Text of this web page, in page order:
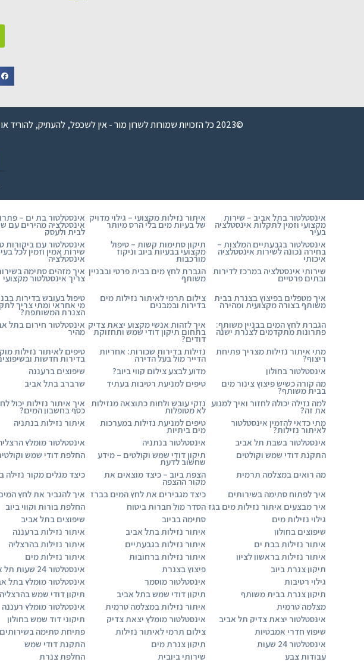
©2023 כל הזכויות שמורות לשרון מור - אין לשכפל, להעתיק, להוריד או לעשות שימוש כלשהו בחומר הגראפי \ טקסטואלי באתר זה ללא אישור מפורש מבעלי האתר.
אינסטלטור בתל אביב – שירות
מקצועי וזמין לתקלות אינסטלציה
בעיר
איתור נזילות מקצועי – גילוי מדויק
של בעיות מים בלי הרס מיותר
אינסטלטור בת ים –
אינסטלציה מהירים עם
לבית ולעסק
אינסטלטור בגבעתיים המלצות –
בחירה נכונה לשירות אינסטלציה
איכותי
תיקון סתימות קשות – טיפול
מקצועי בבעיות ביוב וניקוז
מורכבות
אינסטלטור עם ביקורות
שירות אמין וזמין לכל
אינסטלציה
שירותי אינסטלציה במרכז לדירות
ובתים פרטיים
הגברת לחץ מים בבית פרטי ובבניין
משותף
איך מזהים סתימה
צריך אינסטלטור מקצועי
איך מטפלים בפיצוץ בצנרת בבית
משותף בצורה מקצועית ומהירה
צילום תרמי לאיתור נזילות מים
בדירות ובמבנים
טיפול בעובש בדירות
מי אחראי ומתי צריך
הצנרת המשותפת?
הגברת לחץ המים בבניין משותף:
פתרונות מתקדמים לצנרת ישנה
איך לזהות אנשי מקצוע יצאת צדיק
בתחום תיקון דודי שמש ותחזוקת
דודים?
אינסטלטור חירום בתל
מהיר
מתי איתור נזילות מצריך פתיחת
ריצוף?
נזילות בדירות שכורות: אחריות
הדייר מול בעל הדירה
טיפים לאיתור נזילות
בדירות חדשות
אינסטלטור בחולון
מדוע לבצע צילום קווי ביוב? שיפוצים ברעננה
מה קורה כשיש פיצוץ צינור מים
בבית משותף?
טיפים למניעת רטיבות בעתיד שרברב בתל אביב
למה נזילה יכולה לחזור ואיך למנוע
את זה?
נזקי עובש ולחות כתוצאה מנזילות
לא מטופלות
איך איתור נזילות יכול
כסף בחשבון המים?
מתי כדאי להזמין אינסטלטור
לאיתור נזילות?
טיפים למניעת נזילות במערכות
מים ביתיות
איתור נזילות בנתניה
אינסטלטור בשבת תל אביב
אינסטלטור בנתניה אינסטלטור מומלץ
התקנת דודי שמש וקולטים
תיקון דודי שמש וקולטים – מידע
שחשוב לדעת
החלפת דודי שמש
מה רואים במצלמה תרמית
הצפת ביוב – כיצד מוצאים את
מקור ההצפה
כיצד מגלים מקור נזילה
איך לפתוח סתימה בשירותים
כיצד מגבירים את לחץ המים בברז איך להגביר את לחץ
איך מבצעים איתור נזילות מים בגז הסדר מול חברות ביטוח החלפת בורות וקווי ביוב
גילוי נזילות מים
סתימה בביוב שיפוצים בתל אביב
שיפוצים בחולון
איתור נזילות בתל אביב איתור נזילות ברעננה
איתור נזילות בבת ים
איתור נזילות בגבעתיים איתור נזילות בהרצליה
איתור נזילות בראשון לציון
איתור נזילות ברחובות איתור נזילות מים
תיקון צנרת ביוב
פיצוץ בצנרת אינסטלטור 24 שעות תל אביב
גילוי רטיבות
אינסטלטור מוסמך אינסטלטור מומלץ בתל
תיקון צנרת בבית משותף
תיקון דודי שמש בתל אביב תיקון דודי שמש בהרצליה
מצלמה טרמית
איתור נזילות במצלמה טרמית אינסטלטור מומלץ רעננה
אינסטלטור יצאת צדיק תל אביב
אינסטלטור מומלץ יצאת צדיק תיקוני דוד שמש בחולון
שיפוץ חדרי אמבטיות
צילום תרמי לאיתור נזילות פתיחת סתימה בשירותים
אינסטלטור 24 שעות
תיקון צנרת מים התקנת דודי שמש
עבודות צבע
שירותי ביובית החלפת צנרת